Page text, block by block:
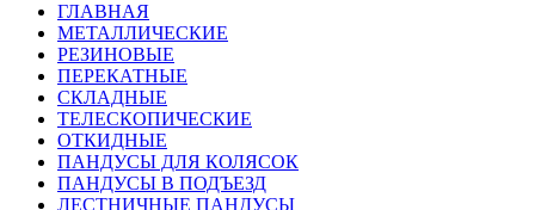
ГЛАВНАЯ
МЕТАЛЛИЧЕСКИЕ
РЕЗИНОВЫЕ
ПЕРЕКАТНЫЕ
СКЛАДНЫЕ
ТЕЛЕСКОПИЧЕСКИЕ
ОТКИДНЫЕ
ПАНДУСЫ ДЛЯ КОЛЯСОК
ПАНДУСЫ В ПОДЪЕЗД
ЛЕСТНИЧНЫЕ ПАНДУСЫ